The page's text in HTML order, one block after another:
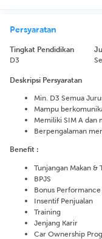
Persyaratan
Tingkat Pendidikan
D3
Deskripsi Persyaratan
Min. D3 Semua
Mampu
Memiliki SIM A dan
Berpengalaman
Benefit :
Tunjangan Makan &
BPJS
Bonus Performance
Insentif Penjualan
Training
Jenjang Karir
Car Ownership